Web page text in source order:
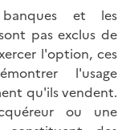
et les
pas exclus de
l'option, ces
l'usage
qu'ils vendent.
ou une